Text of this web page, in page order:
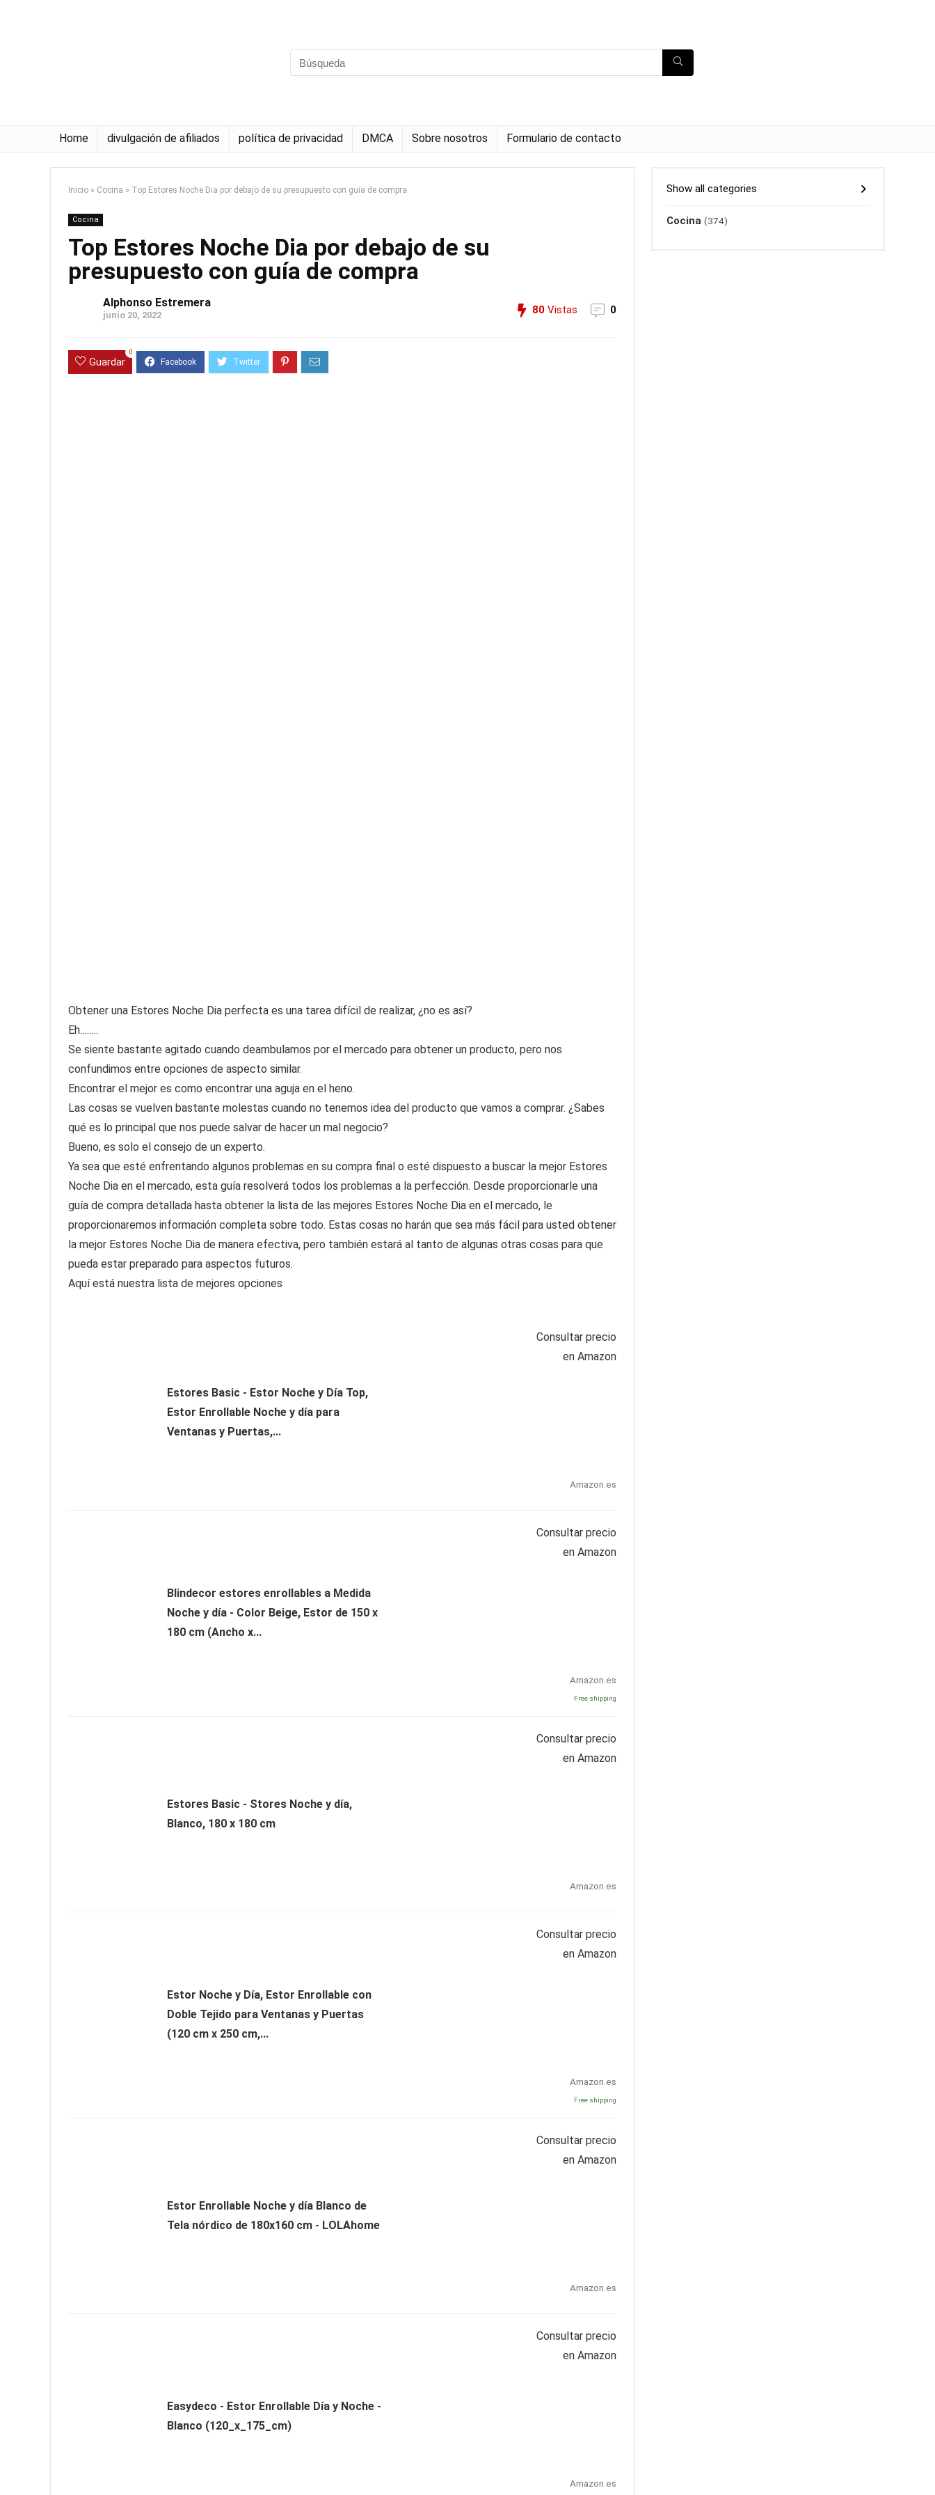
Home divulgación de afiliados política de privacidad DMCA Sobre nosotros Formulario de contacto
Inicio » Cocina » Top Estores Noche Dia por debajo de su presupuesto con guía de compra
Cocina
Top Estores Noche Dia por debajo de su
presupuesto con guía de compra
Alphonso Estremera
junio 20, 2022 80 Vistas 0
Guardar
0
Obtener una Estores Noche Dia perfecta es una tarea difícil de realizar, ¿no es así?
Eh……..
Se siente bastante agitado cuando deambulamos por el mercado para obtener un producto, pero nos
confundimos entre opciones de aspecto similar.
Encontrar el mejor es como encontrar una aguja en el heno.
Las cosas se vuelven bastante molestas cuando no tenemos idea del producto que vamos a comprar. ¿Sabes
qué es lo principal que nos puede salvar de hacer un mal negocio?
Bueno, es solo el consejo de un experto.
Ya sea que esté enfrentando algunos problemas en su compra final o esté dispuesto a buscar la mejor Estores
Noche Dia en el mercado, esta guía resolverá todos los problemas a la perfección. Desde proporcionarle una
guía de compra detallada hasta obtener la lista de las mejores Estores Noche Dia en el mercado, le
proporcionaremos información completa sobre todo. Estas cosas no harán que sea más fácil para usted obtener
la mejor Estores Noche Dia de manera efectiva, pero también estará al tanto de algunas otras cosas para que
pueda estar preparado para aspectos futuros.
Aquí está nuestra lista de mejores opciones
Estores Basic - Estor Noche y Día Top,
Estor Enrollable Noche y día para
Ventanas y Puertas,...
Consultar precio
en Amazon
Amazon.es
Blindecor estores enrollables a Medida
Noche y día - Color Beige, Estor de 150 x
180 cm (Ancho x...
Consultar precio
en Amazon
Amazon.es
Free shipping
Estores Basic - Stores Noche y día,
Blanco, 180 x 180 cm
Consultar precio
en Amazon
Amazon.es
Estor Noche y Día, Estor Enrollable con
Doble Tejido para Ventanas y Puertas
(120 cm x 250 cm,...
Consultar precio
en Amazon
Amazon.es
Free shipping
Estor Enrollable Noche y día Blanco de
Tela nórdico de 180x160 cm - LOLAhome
Consultar precio
en Amazon
Amazon.es
Easydeco - Estor Enrollable Día y Noche -
Blanco (120_x_175_cm)
Consultar precio
en Amazon
Amazon.es
Show all categories
Cocina (374)